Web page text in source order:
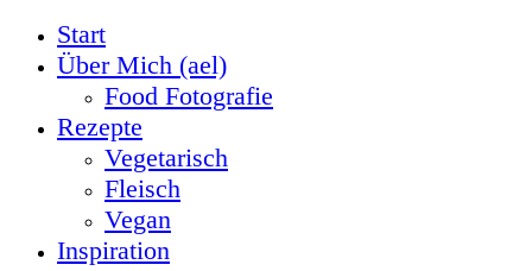
Start
Über Mich (ael)
Food Fotografie
Rezepte
Vegetarisch
Fleisch
Vegan
Inspiration